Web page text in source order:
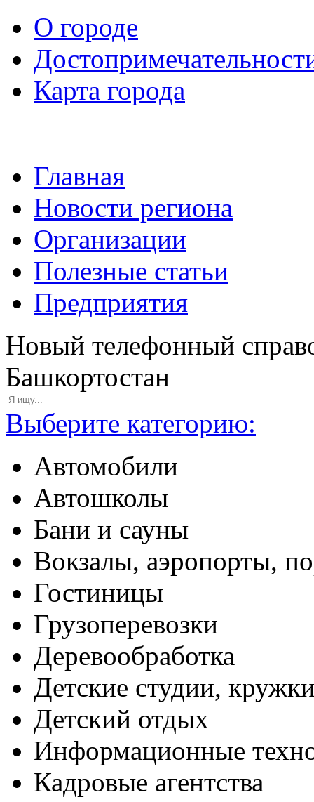
О городе
Карта города
Главная
Новости региона
Организации
Полезные статьи
Предприятия
Новый телефонный
Башкортостан
Выберите категорию:
Автомобили
Автошколы
Бани и сауны
Вокзалы, аэропорты,
Гостиницы
Грузоперевозки
Деревообработка
Детские студии,
Детский отдых
Информационные
Кадровые агентства